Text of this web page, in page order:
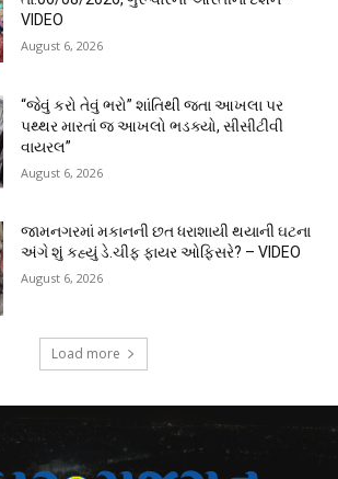
VIDEO
August 6, 2026
“જેવું કરો તેવું ભરો” શાંતિથી જતા આખલા પર
પથ્થર મારતાં જ આખલો ભડક્યો, સીસીટીવી
વાયરલ”
August 6, 2026
જામનગરમાં મકાનની છત ધરાશાયી થયાની ઘટના
અંગે શું કહ્યું ડે.ચીફ ફાયર ઓફિસરે? – VIDEO
August 6, 2026
Load more